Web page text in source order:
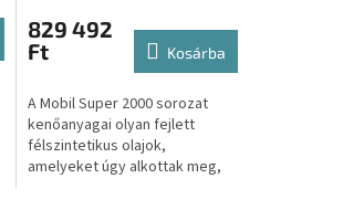
829 492
Ft
Kosárba
A Mobil Super 2000 sorozat
kenőanyagai olyan fejlett
félszintetikus olajok,
amelyeket úgy alkottak meg,